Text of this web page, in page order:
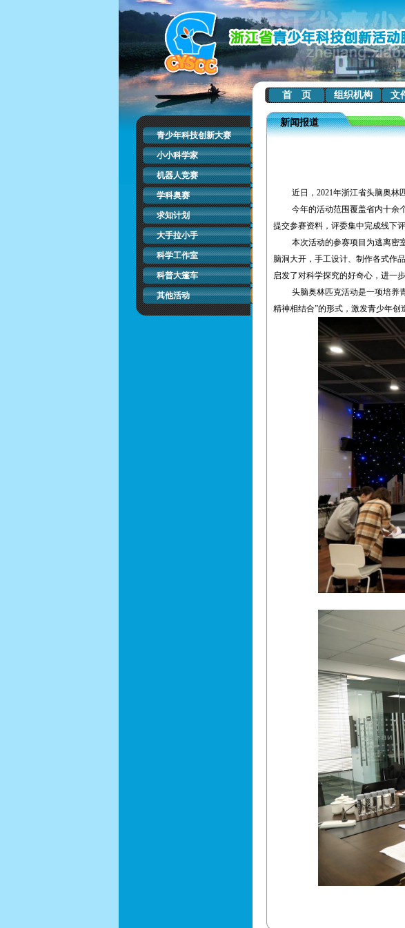
首 页 组织机构 文
青少年科技创新大赛
小小科学家
机器人竞赛
学科奥赛
求知计划
大手拉小手
科学工作室
科普大篷车
其他活动
新闻报道
近日，2021年浙江省头脑奥林匹
今年的活动范围覆盖省内十余个
提交参赛资料，评委集中完成线下评
本次活动的参赛项目为逃离密室
脑洞大开，手工设计、制作各式作
启发了对科学探究的好奇心，进一
头脑奥林匹克活动是一项培养青
精神相结合”的形式，激发青少年创